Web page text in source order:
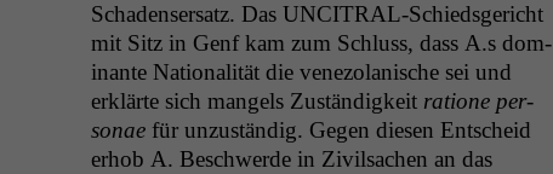
Schadenser­satz. Das UNCI­TRAL-Schieds­gericht
mit Sitz in Genf kam zum Schluss, dass A.s dom­
i­nante Nation­al­ität die vene­zolanis­che sei und
erk­lärte sich man­gels Zuständigkeit ratione per­
son­aefür unzuständig. Gegen diesen Entscheid
erhob A. Beschw­erde in Zivil­sachen an das